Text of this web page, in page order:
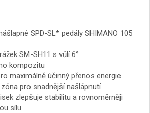
SPD-SL* pedály SHIMANO 105
SM-SH11 s vůlí 6°
kompozitu
maximálně účinný přenos energie
pro snadnější našlápnutí
zlepšuje stabilitu a rovnoměrněji
sílu